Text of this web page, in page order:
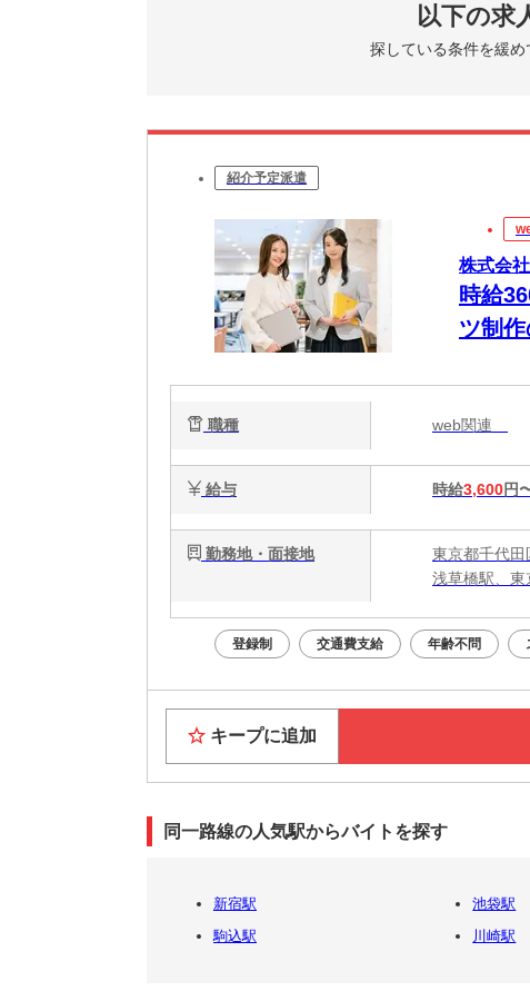
以下の求
探している条件を緩
紹介予定派遣
株式会
時給
ツ制
職種 web関連
給与 時給3,600円
勤務地・面接地
東京都千代田
浅草橋駅、東
登録制 交通費支給 年齢不問
キープに追加
同一路線の人気駅からバイトを探す
新宿駅 池袋駅
駒込駅
川崎駅